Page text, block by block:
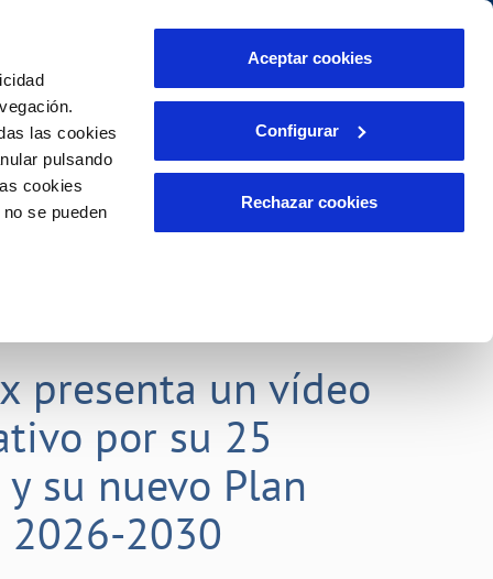
las cookies
pulsando
cookies
se pueden
Aceptar cookies
Configurar
Rechazar cookies
INCIDENCIAS
Comunica anomalías o posibles
PORTAL DE TRANSPARENCIA
Área de clientes Se abre en otra
presenta un vídeo
por su 25
su nuevo Plan
2026-2030